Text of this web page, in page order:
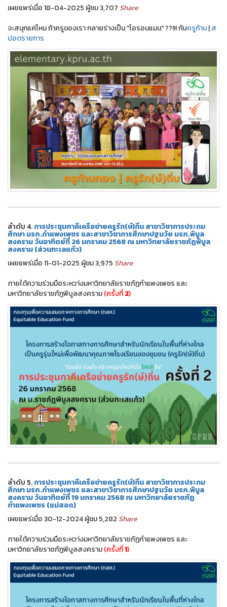
เผยแพร่เมื่อ 18-04-2025 ผู้ชม 3,707 Share
จะสนุกแค่ไหน ถ้าครูของเรา กลายร่างเป็น "ไอรอนแมน" ??!!! กับครูก้าน|ส
ปอตรายการ
ลำดับ 4.การประชุมภาคีเครือข่ายครูรัก(ษ์)ถิ่น สาขาวิชาการประถม
ศึกษา มรภ.กำแพงเพชร และสาขาวิชาการศึกษาปฐมวัย มรภ.พิบูล
สงคราม วันอาทิตย์ที่ 26 มกราคม 2568 ณ มหาวิทยาลัยราชภัฏพิบูล
สงคราม (ส่วนทะเลแก้ว)
เผยแพร่เมื่อ 11-01-2025 ผู้ชม 3,975 Share
ภายใต้ความร่วมมือระหวา่งมหาวิทยาลัยราชภัฏกำแพงเพชร และ
มหาวิทยาลัยราชภัฏพิบูลสงคราม(ครั้งที่2)
ลำดับ 5.การประชุมภาคีเครือข่ายครูรัก(ษ์)ถิ่น สาขาวิชาการประถม
ศึกษา มรภ.กำแพงเพชร และสาขาวิชาการศึกษาปฐมวัย มรภ.พิบูล
สงคราม วันอาทิตย์ที่ 19 มกราคม 2568 ณ มหาวิทยาลัยราชภัฏ
กำแพงเพชร (แม่สอด)
เผยแพร่เมื่อ 30-12-2024 ผู้ชม 5,282 Share
ภายใต้ความร่วมมือระหวา่งมหาวิทยาลัยราชภัฏกำแพงเพชร และ
มหาวิทยาลัยราชภัฏพิบูลสงคราม(ครั้งที่1)